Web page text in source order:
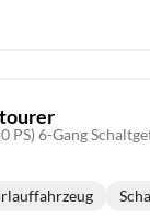
PS) 6-Gang